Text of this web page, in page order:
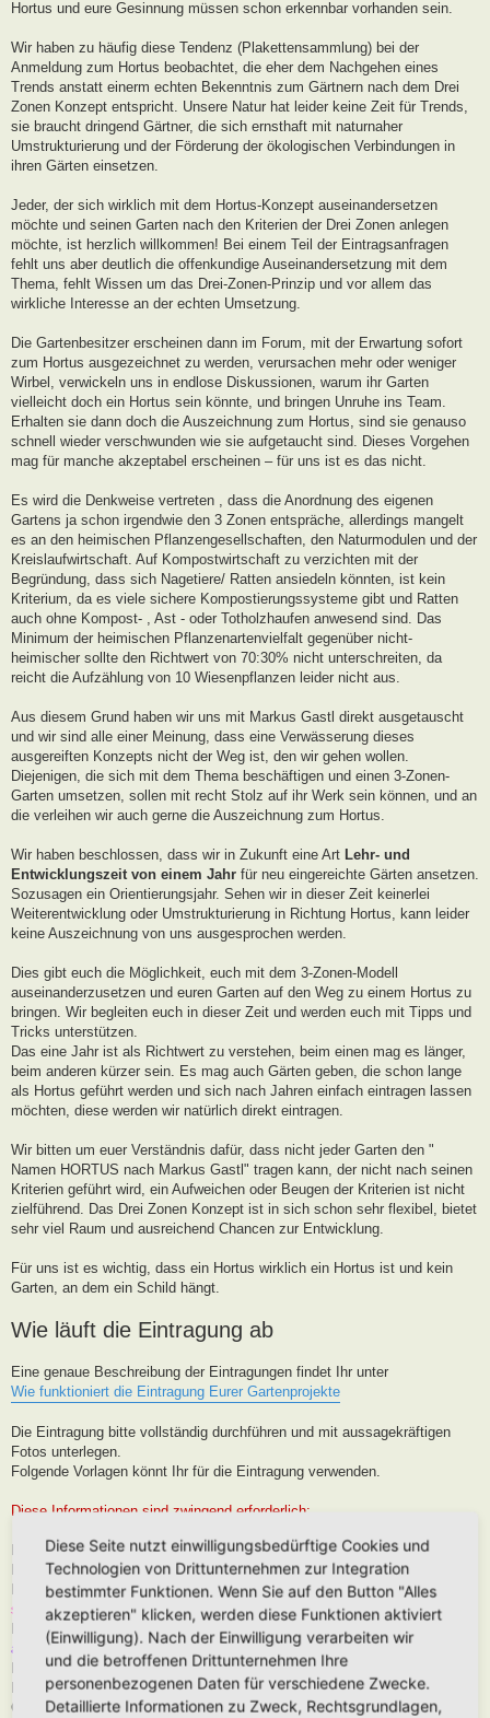
Hortus und eure Gesinnung müssen schon erkennbar vorhanden sein.
Wir haben zu häufig diese Tendenz (Plakettensammlung) bei der
Anmeldung zum Hortus beobachtet, die eher dem Nachgehen eines
Trends anstatt einerm echten Bekenntnis zum Gärtnern nach dem Drei
Zonen Konzept entspricht. Unsere Natur hat leider keine Zeit für Trends,
sie braucht dringend Gärtner, die sich ernsthaft mit naturnaher
Umstrukturierung und der Förderung der ökologischen Verbindungen in
ihren Gärten einsetzen.
Jeder, der sich wirklich mit dem Hortus-Konzept auseinandersetzen
möchte und seinen Garten nach den Kriterien der Drei Zonen anlegen
möchte, ist herzlich willkommen! Bei einem Teil der Eintragsanfragen
fehlt uns aber deutlich die offenkundige Auseinandersetzung mit dem
Thema, fehlt Wissen um das Drei-Zonen-Prinzip und vor allem das
wirkliche Interesse an der echten Umsetzung.
Die Gartenbesitzer erscheinen dann im Forum, mit der Erwartung sofort
zum Hortus ausgezeichnet zu werden, verursachen mehr oder weniger
Wirbel, verwickeln uns in endlose Diskussionen, warum ihr Garten
vielleicht doch ein Hortus sein könnte, und bringen Unruhe ins Team.
Erhalten sie dann doch die Auszeichnung zum Hortus, sind sie genauso
schnell wieder verschwunden wie sie aufgetaucht sind. Dieses Vorgehen
mag für manche akzeptabel erscheinen – für uns ist es das nicht.
Es wird die Denkweise vertreten , dass die Anordnung des eigenen
Gartens ja schon irgendwie den 3 Zonen entspräche, allerdings mangelt
es an den heimischen Pflanzengesellschaften, den Naturmodulen und der
Kreislaufwirtschaft. Auf Kompostwirtschaft zu verzichten mit der
Begründung, dass sich Nagetiere/ Ratten ansiedeln könnten, ist kein
Kriterium, da es viele sichere Kompostierungssysteme gibt und Ratten
auch ohne Kompost- , Ast - oder Totholzhaufen anwesend sind. Das
Minimum der heimischen Pflanzenartenvielfalt gegenüber nicht-
heimischer sollte den Richtwert von 70:30% nicht unterschreiten, da
reicht die Aufzählung von 10 Wiesenpflanzen leider nicht aus.
Aus diesem Grund haben wir uns mit Markus Gastl direkt ausgetauscht
und wir sind alle einer Meinung, dass eine Verwässerung dieses
ausgereiften Konzepts nicht der Weg ist, den wir gehen wollen.
Diejenigen, die sich mit dem Thema beschäftigen und einen 3-Zonen-
Garten umsetzen, sollen mit recht Stolz auf ihr Werk sein können, und an
die verleihen wir auch gerne die Auszeichnung zum Hortus.
Wir haben beschlossen, dass wir in Zukunft eine Art Lehr- und
Entwicklungszeit von einem Jahr für neu eingereichte Gärten ansetzen.
Sozusagen ein Orientierungsjahr. Sehen wir in dieser Zeit keinerlei
Weiterentwicklung oder Umstrukturierung in Richtung Hortus, kann leider
keine Auszeichnung von uns ausgesprochen werden.
Dies gibt euch die Möglichkeit, euch mit dem 3-Zonen-Modell
auseinanderzusetzen und euren Garten auf den Weg zu einem Hortus zu
bringen. Wir begleiten euch in dieser Zeit und werden euch mit Tipps und
Tricks unterstützen.
Das eine Jahr ist als Richtwert zu verstehen, beim einen mag es länger,
beim anderen kürzer sein. Es mag auch Gärten geben, die schon lange
als Hortus geführt werden und sich nach Jahren einfach eintragen lassen
möchten, diese werden wir natürlich direkt eintragen.
Wir bitten um euer Verständnis dafür, dass nicht jeder Garten den "
Namen HORTUS nach Markus Gastl" tragen kann, der nicht nach seinen
Kriterien geführt wird, ein Aufweichen oder Beugen der Kriterien ist nicht
zielführend. Das Drei Zonen Konzept ist in sich schon sehr flexibel, bietet
sehr viel Raum und ausreichend Chancen zur Entwicklung.
Für uns ist es wichtig, dass ein Hortus wirklich ein Hortus ist und kein
Garten, an dem ein Schild hängt.
Wie läuft die Eintragung ab
Eine genaue Beschreibung der Eintragungen findet Ihr unter
Wie funktioniert die Eintragung Eurer Gartenprojekte
Die Eintragung bitte vollständig durchführen und mit aussagekräftigen
Fotos unterlegen.
Folgende Vorlagen könnt Ihr für die Eintragung verwenden.
Diese Informationen sind zwingend erforderlich:
Hortus-Name:
Bedeutung des Hortus-Namens:
Dein Name:(Muss kein Realnamen sein, kann auch Euer Forenname
sein)
Postleitzahl (oder franz. Region):Brauche ich für die Karteneintrag, wird
aber nur in der Nähe, niemals Punktgenau platziert
Hortus-Ort:wie PLZ
Hortus-Land:
Größe in m2:
Diese Seite nutzt einwilligungsbedürftige Cookies und
Technologien von Drittunternehmen zur Integration
bestimmter Funktionen. Wenn Sie auf den Button "Alles
akzeptieren" klicken, werden diese Funktionen aktiviert
(Einwilligung). Nach der Einwilligung verarbeiten wir
und die betroffenen Drittunternehmen Ihre
personenbezogenen Daten für verschiedene Zwecke.
Detaillierte Informationen zu Zweck, Rechtsgrundlagen,